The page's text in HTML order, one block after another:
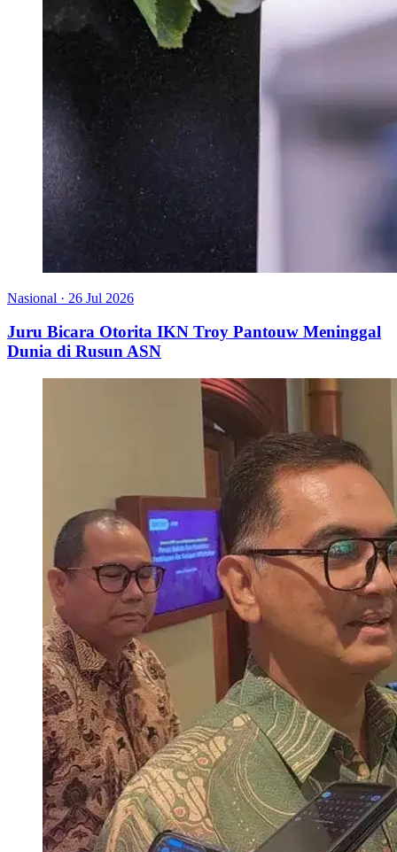
Nasional · 26 Jul 2026
Juru Bicara Otorita IKN Troy Pantouw Meninggal
Dunia di Rusun ASN